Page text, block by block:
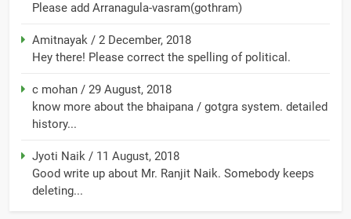
Please add Arranagula-vasram(gothram)
Amitnayak / 2 December, 2018
Hey there! Please correct the spelling of political.
c mohan / 29 August, 2018
know more about the bhaipana / gotgra system. detailed
history...
Jyoti Naik / 11 August, 2018
Good write up about Mr. Ranjit Naik. Somebody keeps
deleting...